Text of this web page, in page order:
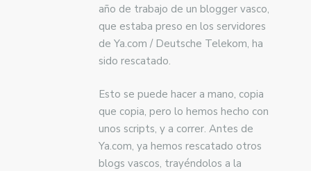
año de trabajo de un blogger vasco,
que estaba preso en los servidores
de Ya.com / Deutsche Telekom, ha
sido rescatado.
Esto se puede hacer a mano, copia
que copia, pero lo hemos hecho con
unos scripts, y a correr. Antes de
Ya.com, ya hemos rescatado otros
blogs vascos, trayéndolos a la